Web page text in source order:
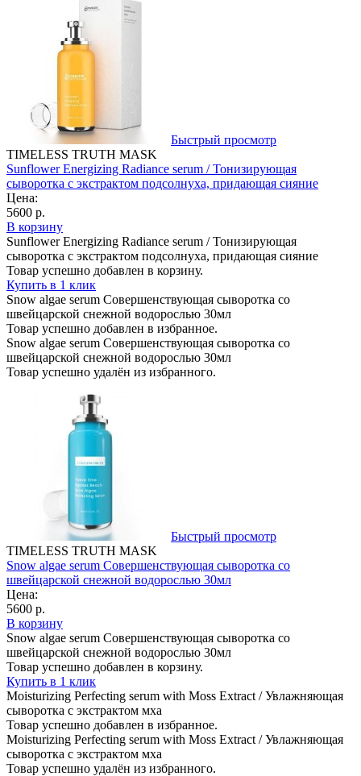
Быстрый просмотр
TIMELESS TRUTH MASK
Sunflower Energizing Radiance serum / Тонизирующая
сыворотка с экстрактом подсолнуха, придающая сияние
Цена:
5600 р.
В корзину
Sunflower Energizing Radiance serum / Тонизирующая
сыворотка с экстрактом подсолнуха, придающая сияние
Товар успешно добавлен в корзину.
Купить в 1 клик
Snow algae serum Совершенствующая сыворотка со
швейцарской снежной водорослью 30мл
Товар успешно добавлен в избранное.
Snow algae serum Совершенствующая сыворотка со
швейцарской снежной водорослью 30мл
Товар успешно удалён из избранного.
Быстрый просмотр
TIMELESS TRUTH MASK
Snow algae serum Совершенствующая сыворотка со
швейцарской снежной водорослью 30мл
Цена:
5600 р.
В корзину
Snow algae serum Совершенствующая сыворотка со
швейцарской снежной водорослью 30мл
Товар успешно добавлен в корзину.
Купить в 1 клик
Moisturizing Perfecting serum with Moss Extract / Увлажняющая
сыворотка с экстрактом мха
Товар успешно добавлен в избранное.
Moisturizing Perfecting serum with Moss Extract / Увлажняющая
сыворотка с экстрактом мха
Товар успешно удалён из избранного.